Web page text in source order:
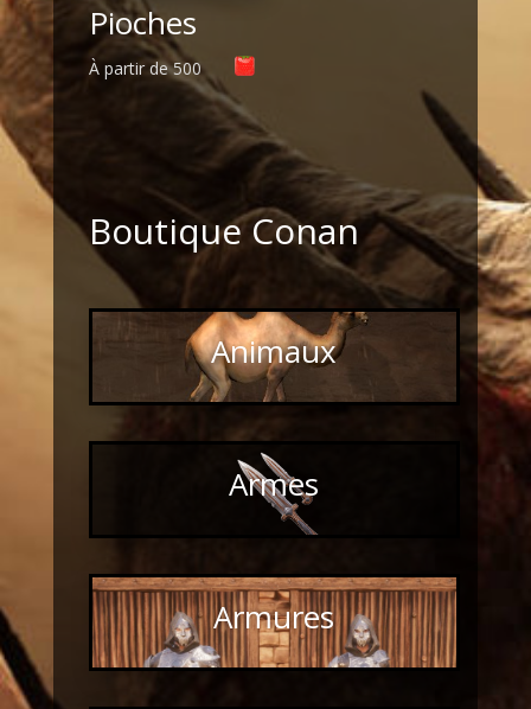
Pioches
À partir de500
Boutique Conan
Animaux
Armes
Armures